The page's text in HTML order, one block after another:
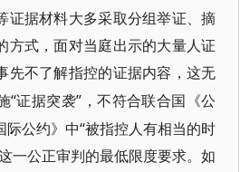
证据材料大多采取分组举证、摘
方式，面对当庭出示的大量人证
先不了解指控的证据内容，这无
“证据突袭”，不符合联合国《公
际公约》中“被指控人有相当的时
一公正审判的最低限度要求。如